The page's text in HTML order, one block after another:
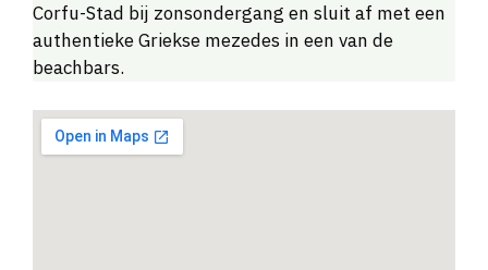
Corfu-Stad bij zonsondergang en sluit af met een
authentieke Griekse mezedes in een van de
beachbars.